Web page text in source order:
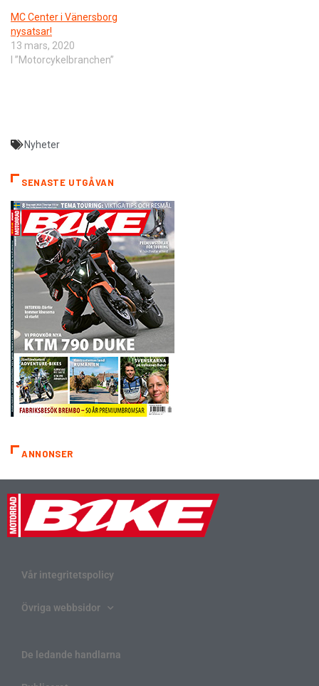
MC Center i Vänersborg
nysatsar!
13 mars, 2020
I ”Motorcykelbranchen”
Nyheter
SENASTE UTGÅVAN
ANNONSER
Vår integritetspolicy
Övriga webbsidor
De ledande handlarna